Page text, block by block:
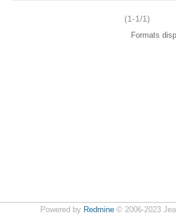
(1-1/1)
Formats
Powered by Redmine© 2006-2023